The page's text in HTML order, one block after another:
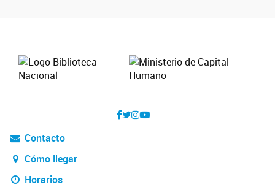
Contacto
Cómo llegar
Horarios